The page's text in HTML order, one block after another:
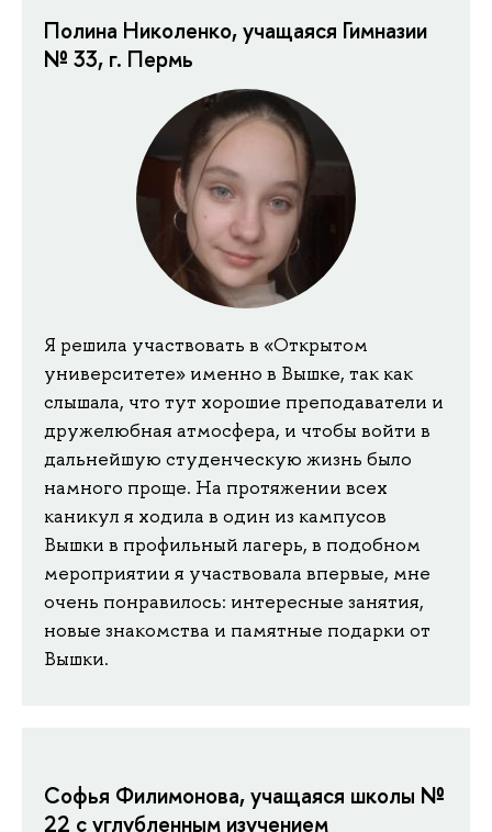
Полина Николенко, учащаяся Гимназии
№ 33, г. Пермь
Я решила участвовать в «Открытом
университете» именно в Вышке, так как
слышала, что тут хорошие преподаватели и
дружелюбная атмосфера, и чтобы войти в
дальнейшую студенческую жизнь было
намного проще. На протяжении всех
каникул я ходила в один из кампусов
Вышки в профильный лагерь, в подобном
мероприятии я участвовала впервые, мне
очень понравилось: интересные занятия,
новые знакомства и памятные подарки от
Вышки.
Софья Филимонова, учащаяся школы №
22 с углубленным изучением